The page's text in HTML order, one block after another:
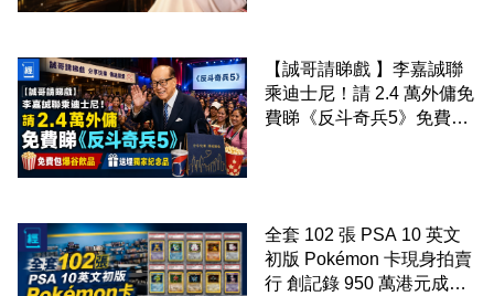
【誠哥請睇戲 】李嘉誠聯
乘迪士尼！請 2.4 萬外傭免
費睇《反斗奇兵5》免費包
全套 102 張 PSA 10 英文
初版 Pokémon 卡現身拍賣
行 創記錄 950 萬港元成交